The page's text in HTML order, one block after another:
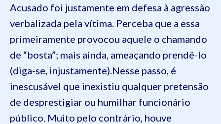
Acusado foi justamente em defesa à agressão
verbalizada pela vítima. Perceba que a essa
primeiramente provocou aquele o chamando
de “bosta”; mais ainda, ameaçando prendê-lo
(diga-se, injustamente).Nesse passo, é
inescusável que inexistiu qualquer pretensão
de desprestigiar ou humilhar funcionário
público. Muito pelo contrário, houve